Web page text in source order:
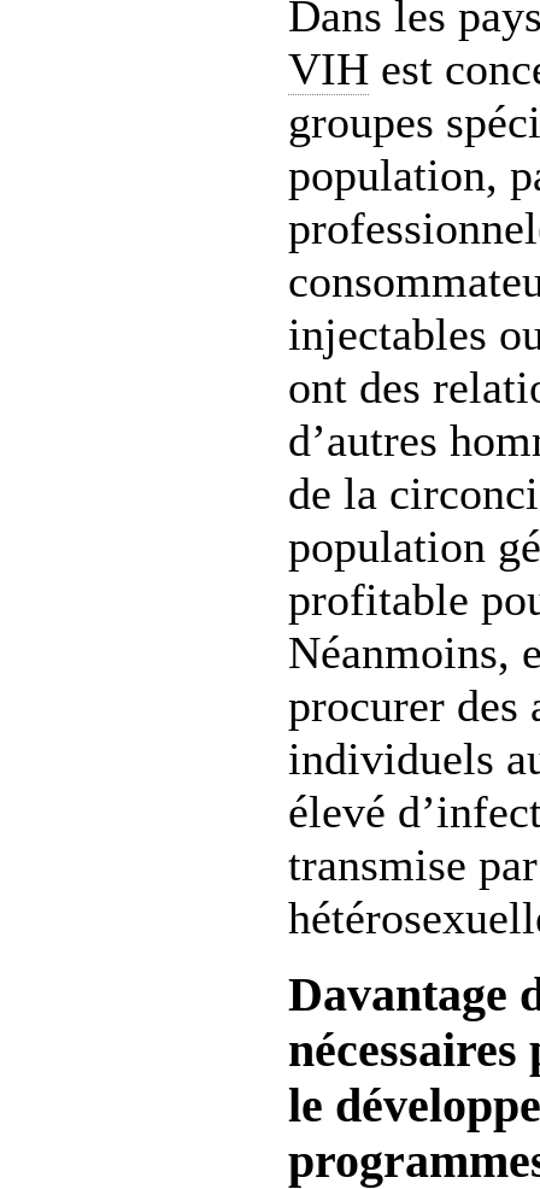
Dans les
VIH est
groupes
population,
injectables
ont des
d’autres
de la
population
profitable
Néanmoins,
procurer des
individuels
élevé
transmise
Davantage
le